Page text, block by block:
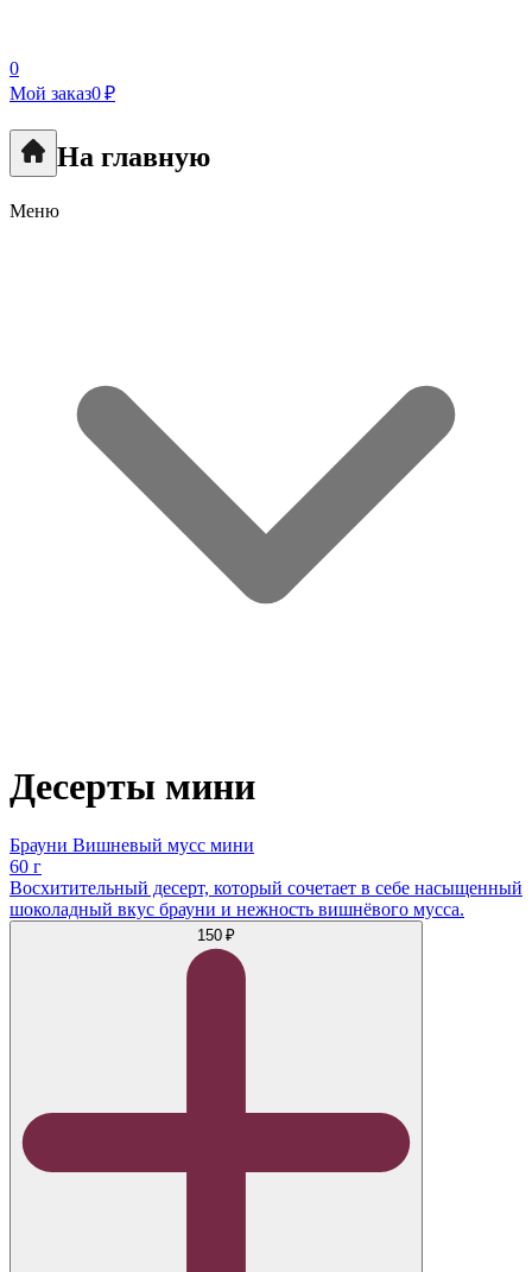
0
Мой заказ0 ₽
На главную
Меню
Десерты мини
Брауни Вишневый мусс мини
60 г
Восхитительный десерт, который сочетает в себе насыщенный
шоколадный вкус брауни и нежность вишнёвого мусса.
150 ₽